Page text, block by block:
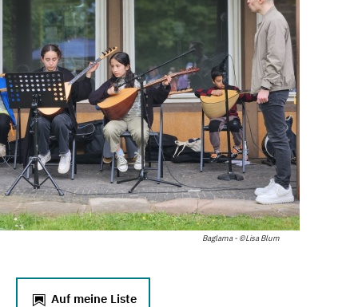
Baglama - ©Lisa Blum
Auf meine Liste